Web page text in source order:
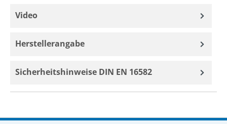
Video
Herstellerangabe
Sicherheitshinweise DIN EN 16582